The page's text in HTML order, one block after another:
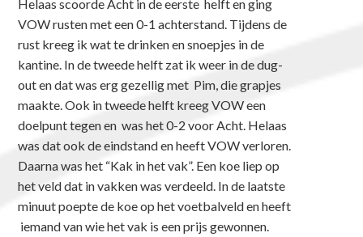
Helaas scoorde Acht in de eerste helft en ging
VOW rusten met een 0-1 achterstand. Tijdens de
rust kreeg ik wat te drinken en snoepjes in de
kantine. In de tweede helft zat ik weer in de dug-
out en dat was erg gezellig met Pim, die grapjes
maakte. Ook in tweede helft kreeg VOW een
doelpunt tegen en was het 0-2 voor Acht. Helaas
was dat ook de eindstand en heeft VOW verloren.
Daarna was het “Kak in het vak”. Een koe liep op
het veld dat in vakken was verdeeld. In de laatste
minuut poepte de koe op het voetbalveld en heeft
iemand van wie het vak is een prijs gewonnen.